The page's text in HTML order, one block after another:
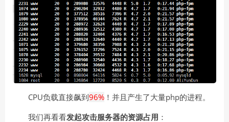
CPU负载直接飙到96% ！并且产生了大量php的进程。
我们再看看发起攻击服务器的资源占用 ：